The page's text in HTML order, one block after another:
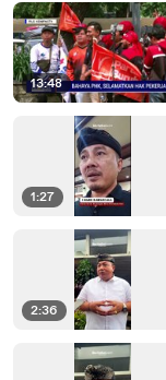
13:48
1:27
2:36